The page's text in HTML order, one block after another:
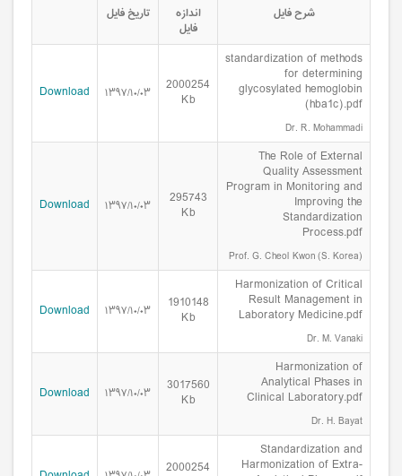
شرح فایل اندازه
فایل
تاریخ فایل
standardization of methods
for determining
glycosylated hemoglobin
(hba1c).pdf
Dr. R. Mohammadi
2000254
Kb ۱۳۹۷/۱۰/۰۳ Download
The Role of External
Quality Assessment
Program in Monitoring and
Improving the
Standardization
Process.pdf
Prof. G. Cheol Kwon (S. Korea)
295743
Kb ۱۳۹۷/۱۰/۰۳ Download
Harmonization of Critical
Result Management in
Laboratory Medicine.pdf
Dr. M. Vanaki
1910148
Kb ۱۳۹۷/۱۰/۰۳ Download
Harmonization of
Analytical Phases in
Clinical Laboratory.pdf
Dr. H. Bayat
3017560
Kb ۱۳۹۷/۱۰/۰۳ Download
Standardization and
Harmonization of Extra-
2000254